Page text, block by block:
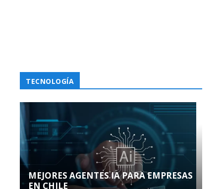
TECNOLOGÍA
MEJORES AGENTES IA PARA EMPRESAS
EN CHILE